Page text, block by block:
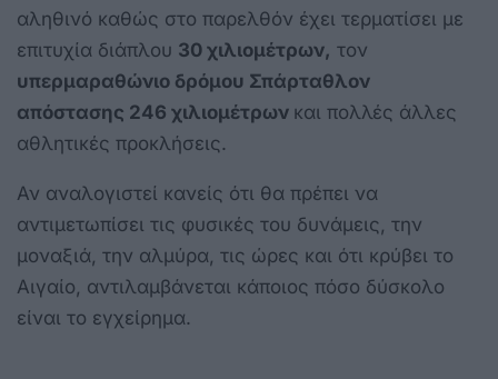
αληθινό καθώς στο παρελθόν έχει τερματίσει με
επιτυχία διάπλου 30 χιλιομέτρων, τον
υπερμαραθώνιο δρόμου Σπάρταθλον
απόστασης 246 χιλιομέτρων και πολλές άλλες
αθλητικές προκλήσεις.
Αν αναλογιστεί κανείς ότι θα πρέπει να
αντιμετωπίσει τις φυσικές του δυνάμεις, την
μοναξιά, την αλμύρα, τις ώρες και ότι κρύβει το
Αιγαίο, αντιλαμβάνεται κάποιος πόσο δύσκολο
είναι το εγχείρημα.